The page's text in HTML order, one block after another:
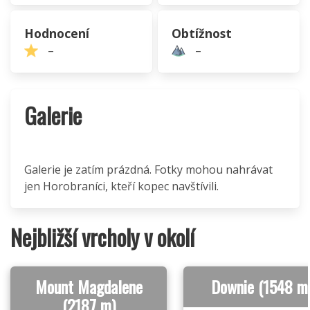
Hodnocení
–
Obtížnost
–
Galerie
Galerie je zatím prázdná. Fotky mohou nahrávat
jen Horobraníci, kteří kopec navštívili.
Nejbližší vrcholy v okolí
Mount Magdalene Downie (1548